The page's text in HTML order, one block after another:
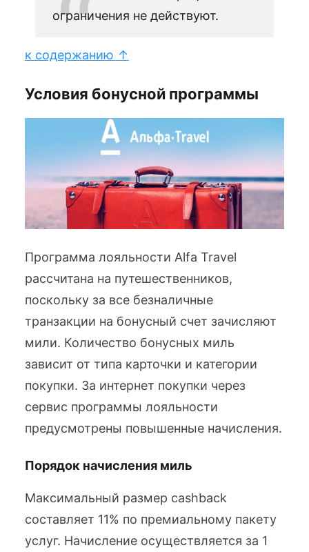
ограничения не действуют.
к содержанию ↑
Условия бонусной программы
Программа лояльности Alfa Travel
рассчитана на путешественников,
поскольку за все безналичные
транзакции на бонусный счет зачисляют
мили. Количество бонусных миль
зависит от типа карточки и категории
покупки. За интернет покупки через
сервис программы лояльности
предусмотрены повышенные начисления.
Порядок начисления миль
Максимальный размер cashback
составляет 11% по премиальному пакету
услуг. Начисление осуществляется за 1